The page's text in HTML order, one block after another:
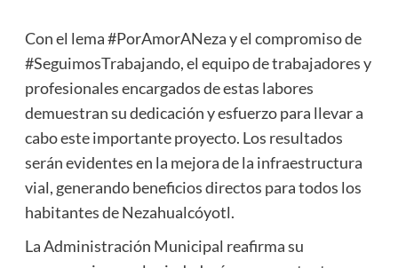
Con el lema #PorAmorANeza y el compromiso de
#SeguimosTrabajando, el equipo de trabajadores y
profesionales encargados de estas labores
demuestran su dedicación y esfuerzo para llevar a
cabo este importante proyecto. Los resultados
serán evidentes en la mejora de la infraestructura
vial, generando beneficios directos para todos los
habitantes de Nezahualcóyotl.
La Administración Municipal reafirma su